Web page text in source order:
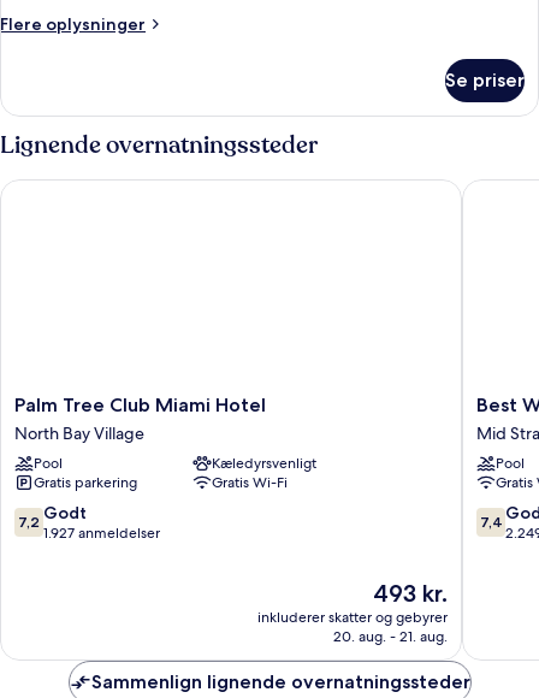
Flere oplysninger
Flere
-
2
queensize-
senge
Se priser
Lignende overnatningssteder
Palm
Tree
Club
Miami
Hotel
North
Bay
Palm Tree Club Miami Hotel
North Bay Village
Pool
Kæledyrsvenligt
Gratis parkering
Gratis Wi-Fi
7.2
ud
7,2 Godt
1.927 anmeldelser
Prisen
493 kr.
493 kr.
inkluderer skatter og gebyrer
20. aug. - 21. aug.
Palm Tree Club Miami Hotel
Best
Western
Plus
Atlantic
Beach
Resort
Mid
Best
Mid
Pool
Gratis
7.4
ud
7,4
Best
Sammenlign lignende overnatningssteder